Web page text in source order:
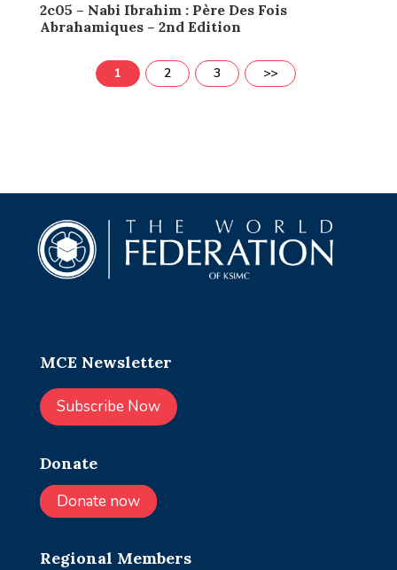
2c05 – Nabi Ibrahim : Père Des Fois
Abrahamiques – 2nd Edition
1 2 3 >>
MCE Newsletter
Subscribe Now
Donate
Donate now
Regional Members